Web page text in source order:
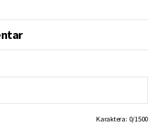
Karaktera: 0/1500